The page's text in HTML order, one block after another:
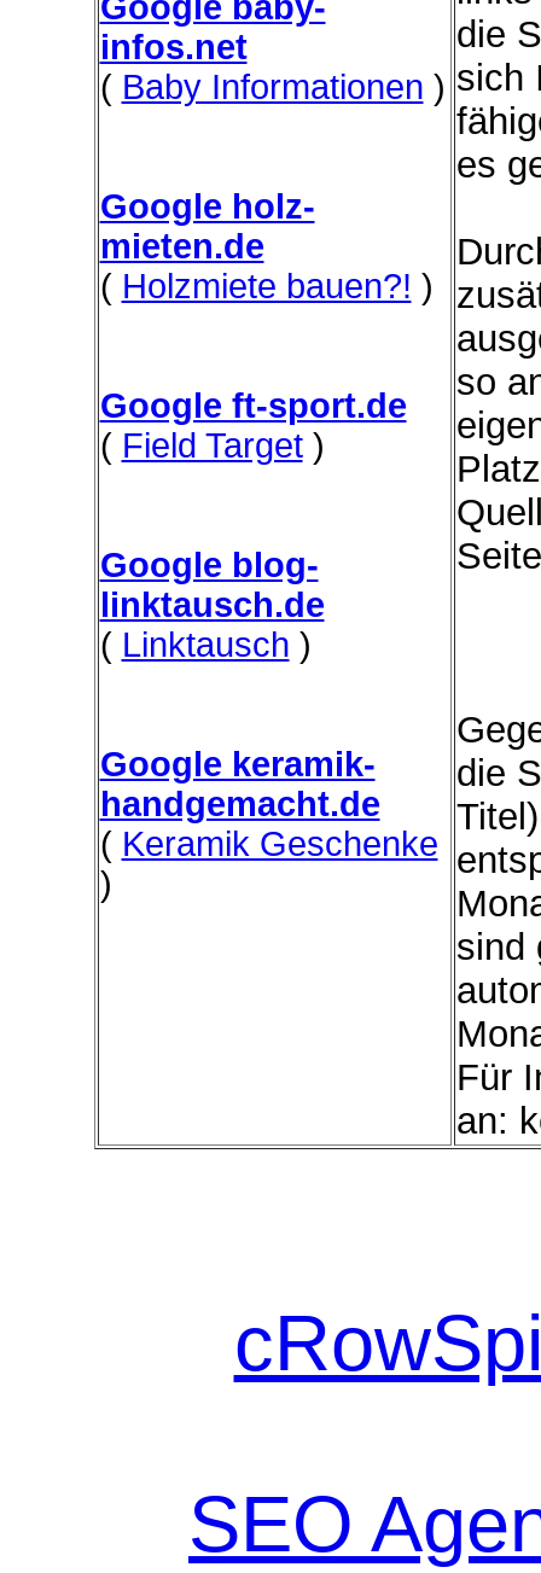
infos.net
( Baby Informationen )
Google holz-
mieten.de
( Holzmiete bauen?! )
Google ft-sport.de
( Field Target)
Google blog-
linktausch.de
( Linktausch )
Google keramik-
handgemacht.de
( Keramik Geschenke
)
die
sich
es
so
die
sind
Für
an:
SEO